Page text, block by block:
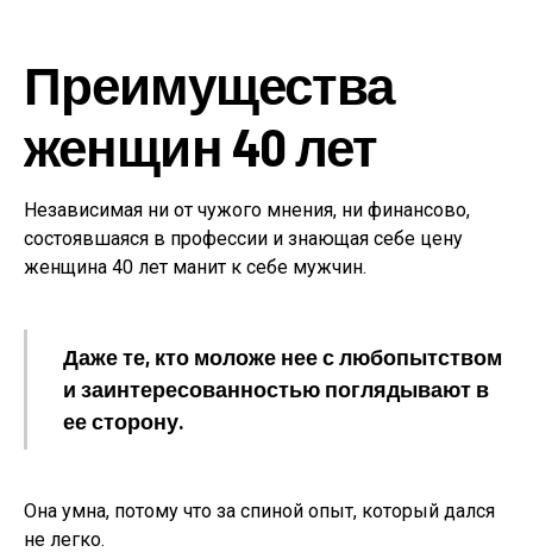
Преимущества
женщин 40 лет
Независимая ни от чужого мнения, ни финансово,
состоявшаяся в профессии и знающая себе цену
женщина 40 лет манит к себе мужчин.
Даже те, кто моложе нее с любопытством
и заинтересованностью поглядывают в
ее сторону.
Она умна, потому что за спиной опыт, который дался
не легко.